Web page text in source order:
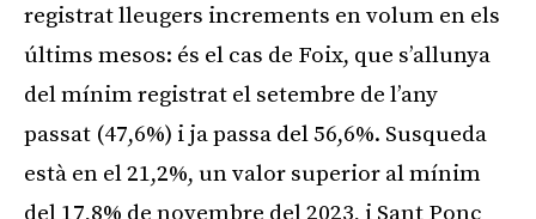
registrat lleugers increments en volum en els
últims mesos: és el cas de Foix, que s’allunya
del mínim registrat el setembre de l’any
passat (47,6%) i ja passa del 56,6%. Susqueda
està en el 21,2%, un valor superior al mínim
del 17,8% de novembre del 2023, i Sant Ponç